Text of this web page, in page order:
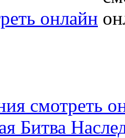
онлайн
смотреть
Битва